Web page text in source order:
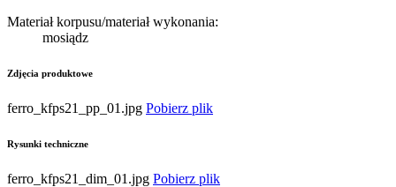
Materiał korpusu/materiał wykonania:
mosiądz
Zdjęcia produktowe
ferro_kfps21_pp_01.jpg Pobierz plik
Rysunki techniczne
ferro_kfps21_dim_01.jpg Pobierz plik